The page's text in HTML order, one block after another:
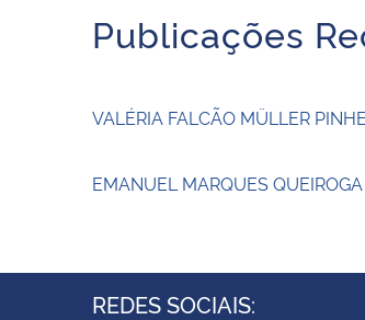
Publicações
VALÉRIA FALCÃO MÜLLER
EMANUEL MARQUES QUEIROGA
REDES SOCIAIS: